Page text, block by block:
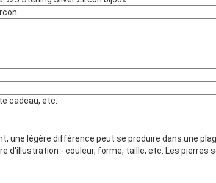
cadeau, etc.
une légère différence peut se produire dans une
d'illustration - couleur, forme, taille, etc. Les pierres